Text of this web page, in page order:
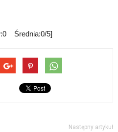
Średnia:0/5]
Następny artykuł